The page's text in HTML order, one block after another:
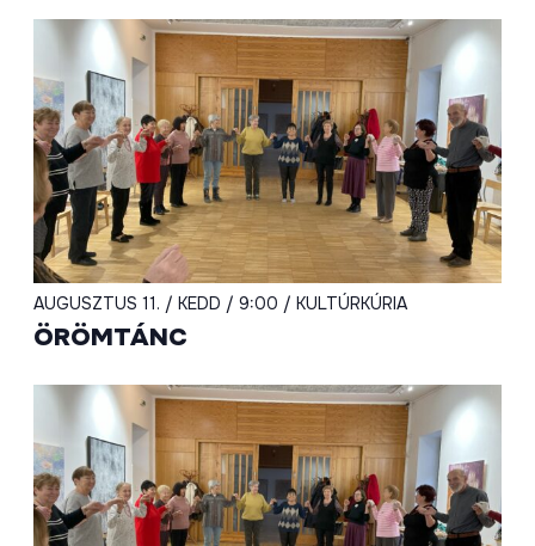
AUGUSZTUS 11. / KEDD / 9:00 / KULTÚRKÚRIA
ÖRÖMTÁNC